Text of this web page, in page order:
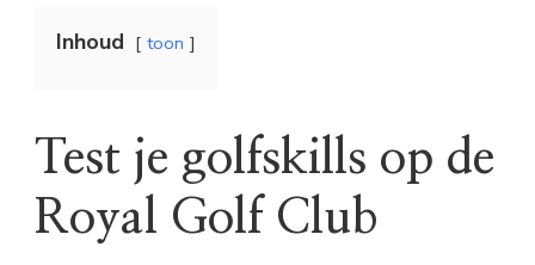
Inhoud toon
Test je golfskills op de
Royal Golf Club